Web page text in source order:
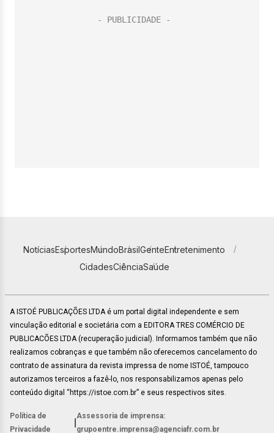
NotíciasEsportesMundoBrasilGenteEntretenimento
CidadesCiênciaSaúde
A ISTOÉ PUBLICAÇÕES LTDA é um portal digital independente e sem
vinculação editorial e societária com a EDITORA TRES COMÉRCIO DE
PUBLICACÕES LTDA (recuperação judicial). Informamos também que não
realizamos cobranças e que também não oferecemos cancelamento do
contrato de assinatura da revista impressa de nome ISTOÉ, tampouco
autorizamos terceiros a fazê-lo, nos responsabilizamos apenas pelo
conteúdo digital “https://istoe.com.br” e seus respectivos sites.
Política de
Privacidade
Assessoria de imprensa:
grupoentre.imprensa@agenciafr.com.br